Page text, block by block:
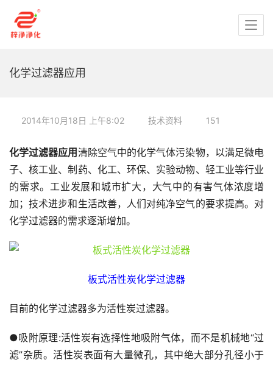
化学过滤器应用
2014年10月18日 上午8:02 技术资料 151
化学过滤器应用 清除空气中的化学气体污染物，以满足微电
子、核工业、制药、化工、环保、实验动物、轻工业等行业
的需求。工业发展和城市扩大，大气中的有害气体浓度增
加；技术进步和生活改善，人们对纯净空气的要求提高。对
化学过滤器的需求逐渐增加。
板式活性炭化学过滤器
目前的化学过滤器多为活性炭过滤器。
●吸附原理:活性炭有选择性地吸附气体，而不是机械地“过
滤”杂质。活性炭表面有大量微孔，其中绝大部分孔径小于